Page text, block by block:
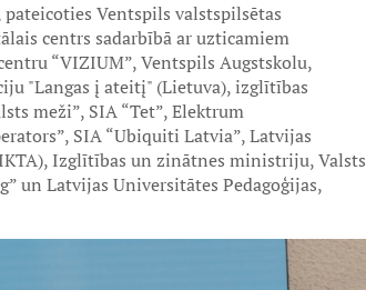
Ventspils valstspilsētas
centrs sadarbībā ar uzticamiem
“VIZIUM”, Ventspils Augstskolu,
"Langas į ateitį" (Lietuva), izglītības
meži”, SIA “Tet”, Elektrum
SIA “Ubiquiti Latvia”, Latvijas
Izglītības un zinātnes ministriju, Valsts
un Latvijas Universitātes Pedagoģijas,